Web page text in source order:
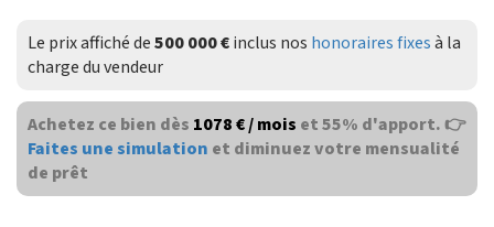
Le prix affiché de500 000 €inclus nos honoraires fixesà la
charge du vendeur
Achetez ce bien dès 1078 € / mois et 55% d'apport. 👉
Faites une simulation et diminuez votre mensualité
de prêt